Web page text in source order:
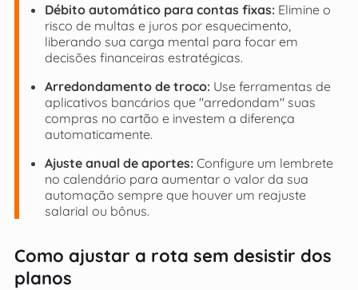
Débito automático para contas fixas:Elimine o
risco de multas e juros por esquecimento,
liberando sua carga mental para focar em
decisões financeiras estratégicas.
Arredondamento de troco:Use ferramentas de
aplicativos bancários que "arredondam" suas
compras no cartão e investem a diferença
automaticamente.
Ajuste anual de aportes:Configure um lembrete
no calendário para aumentar o valor da sua
automação sempre que houver um reajuste
salarial ou bônus.
Como ajustar a rota sem desistir dos
planos